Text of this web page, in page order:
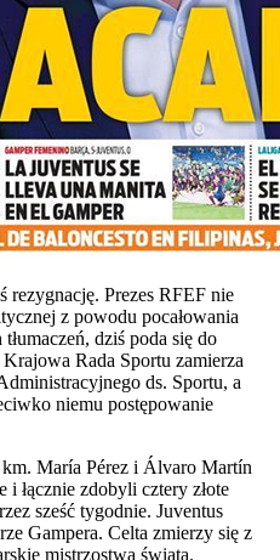
rezygnację. Prezes RFEF nie
z powodu pocałowania
dziś poda się do
Rada Sportu zamierza
ds. Sportu, a
niemu postępowanie
María Pérez i Álvaro Martín
i łącznie zdobyli cztery złote
sześć tygodnie. Juventus
Gampera. Celta zmierzy się z
mistrzostwa świata.